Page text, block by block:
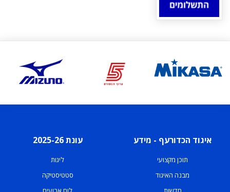
איגוד הכדורעף - מידע
תוכן מקצועי
מבנה האיגוד
עונת 2025-26
ליגות
סטטיסטיקה